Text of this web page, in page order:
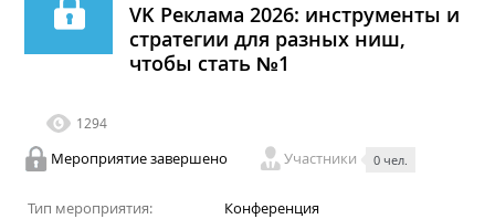
VK Реклама 2026: инструменты и
стратегии для разных ниш,
чтобы стать №1
1294
Мероприятие завершено Участники 0 чел.
Тип мероприятия:
Конференция